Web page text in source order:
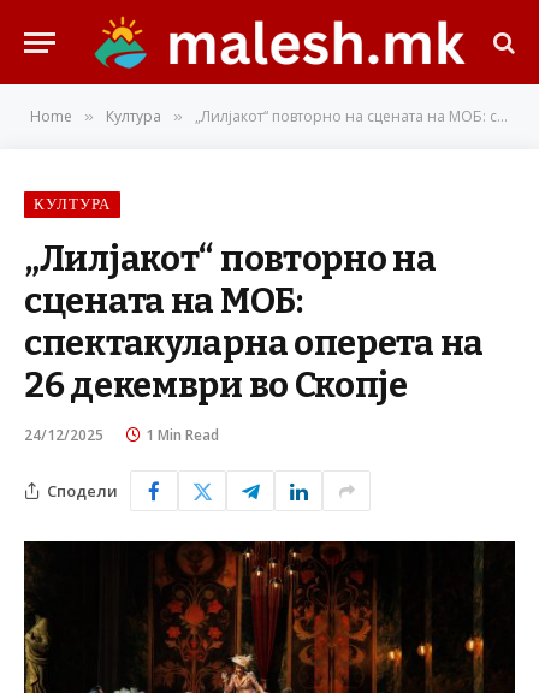
Home » Култура » „Лилјакот“ повторно на сцената на МОБ: спектакуларна оперета на 26 декември во Скопје
КУЛТУРА
„Лилјакот“ повторно на
сцената на МОБ:
спектакуларна оперета на
26 декември во Скопје
24/12/2025 1 Min Read
Сподели